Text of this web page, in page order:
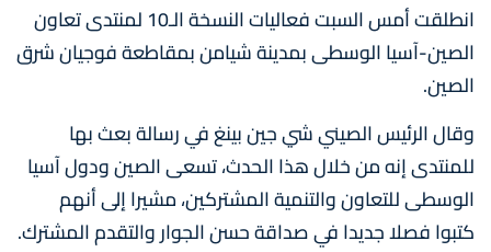
انطلقت أمس السبت فعاليات النسخة الـ10 لمنتدى تعاون
الصين-آسيا الوسطى بمدينة شيامن بمقاطعة فوجيان شرق
الصين.
وقال الرئيس الصيني شي جين بينغ في رسالة بعث بها
للمنتدى إنه من خلال هذا الحدث، تسعى الصين ودول آسيا
الوسطى للتعاون والتنمية المشتركين، مشيرا إلى أنهم
كتبوا فصلا جديدا في صداقة حسن الجوار والتقدم المشترك.